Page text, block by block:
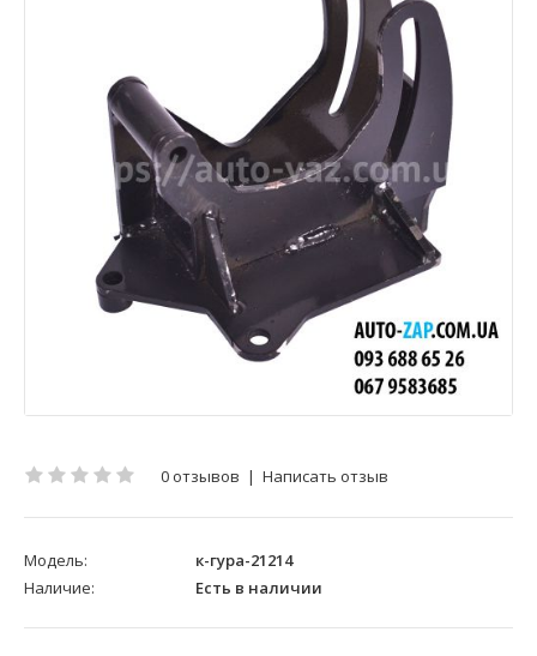
0 отзывов | Написать отзыв
Модель:
к-гура-21214
Наличие:
Есть в наличии